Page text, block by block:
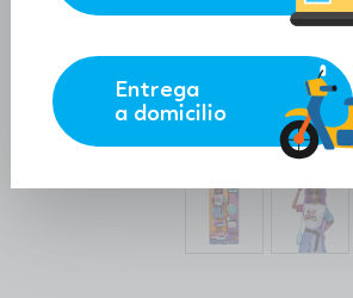
Entrega
a domicilio